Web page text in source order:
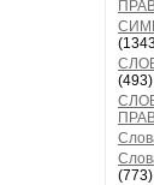
(493)
(773)